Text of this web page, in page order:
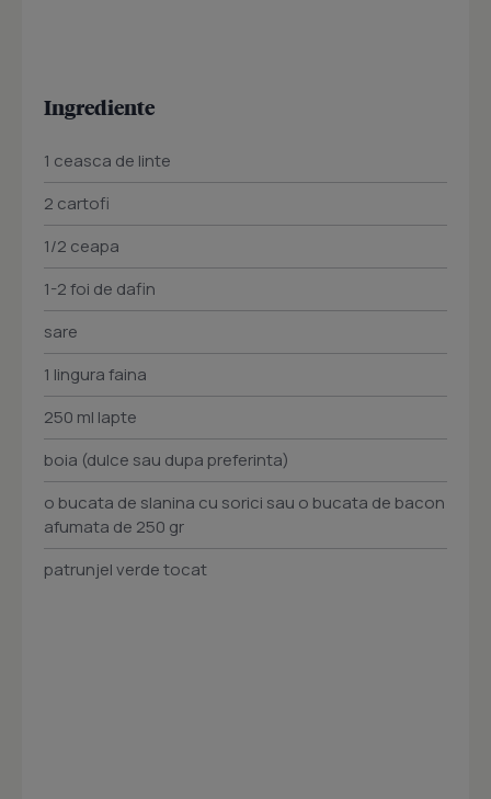
Ingrediente
1 ceasca de linte
2 cartofi
1/2 ceapa
1-2 foi de dafin
sare
1 lingura faina
250 ml lapte
boia (dulce sau dupa preferinta)
o bucata de slanina cu sorici sau o bucata de bacon
afumata de 250 gr
patrunjel verde tocat